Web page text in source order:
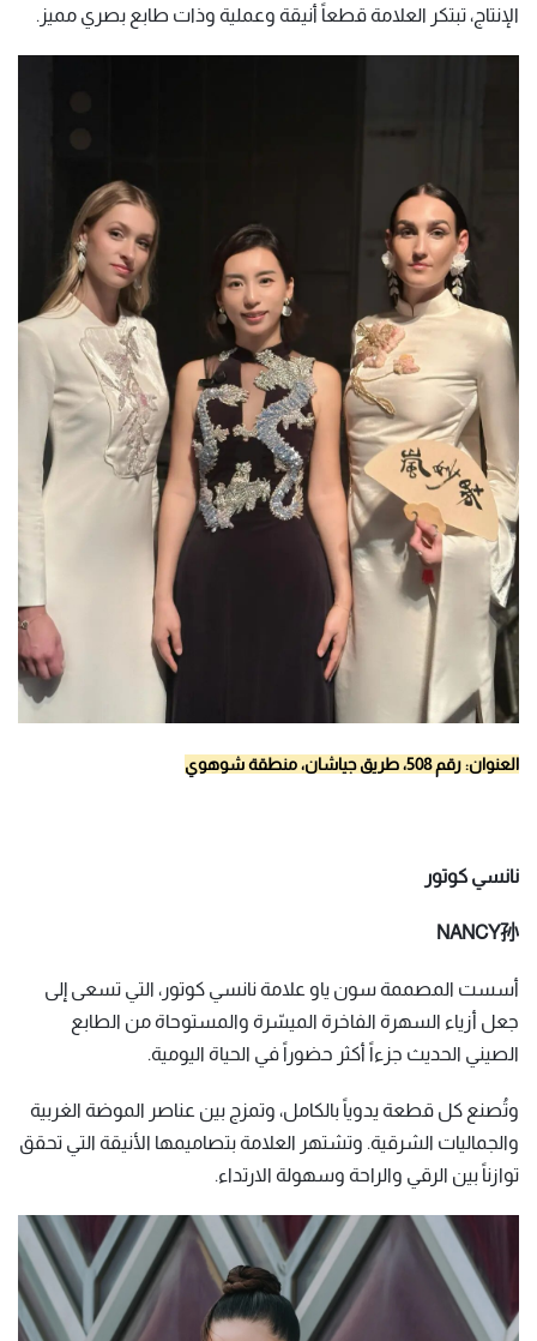
الإنتاج، تبتكر العلامة قطعاً أنيقة وعملية وذات طابع بصري مميز.
العنوان: رقم 508، طريق جياشان، منطقة شوهوي
نانسي كوتور
NANCY孙
أسست المصممة سون ياو علامة نانسي كوتور، التي تسعى إلى
جعل أزياء السهرة الفاخرة الميسّرة والمستوحاة من الطابع
الصيني الحديث جزءاً أكثر حضوراً في الحياة اليومية.
وتُصنع كل قطعة يدوياً بالكامل، وتمزج بين عناصر الموضة الغربية
والجماليات الشرقية. وتشتهر العلامة بتصاميمها الأنيقة التي تحقق
توازناً بين الرقي والراحة وسهولة الارتداء.